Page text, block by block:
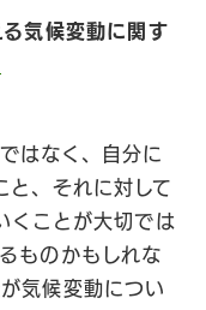
気候変動に関す
はなく、自分に
と、それに対して
くことが大切では
ものかもしれな
気候変動につい